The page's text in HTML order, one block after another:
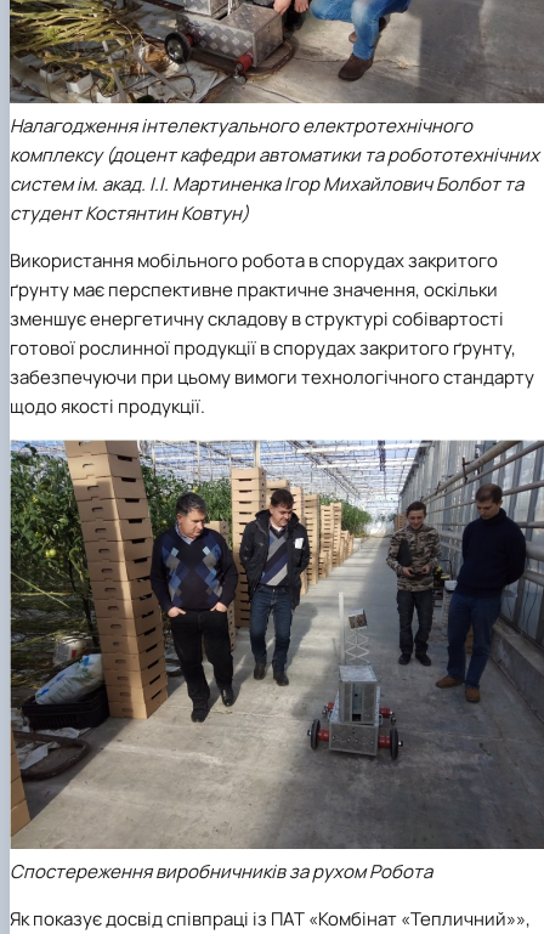
Налагодження інтелектуального електротехнічного
комплексу (доцент кафедри автоматики та робототехнічних
систем ім. акад. І.І. Мартиненка Ігор Михайлович Болбот та
студент Костянтин Ковтун)
Використання мобільного робота в спорудах закритого
ґрунту має перспективне практичне значення, оскільки
зменшує енергетичну складову в структурі собівартості
готової рослинної продукції в спорудах закритого ґрунту,
забезпечуючи при цьому вимоги технологічного стандарту
щодо якості продукції.
Спостереження виробничників за рухом Робота
Як показує досвід співпраці із ПАТ «Комбінат «Тепличний»»,